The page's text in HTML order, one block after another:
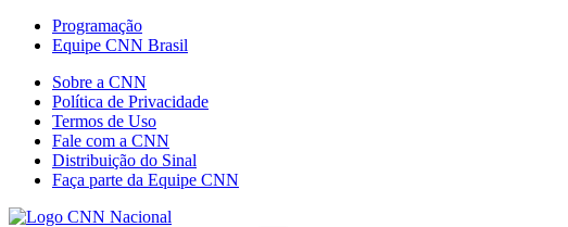
Programação
Equipe CNN Brasil
Sobre a CNN
Política de Privacidade
Termos de Uso
Fale com a CNN
Distribuição do Sinal
Faça parte da Equipe CNN